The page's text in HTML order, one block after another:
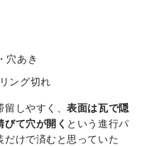
穴あき
ング切れ
留しやすく、表面は瓦で隠
て穴が開く という進行パ
だけで済むと思っていた